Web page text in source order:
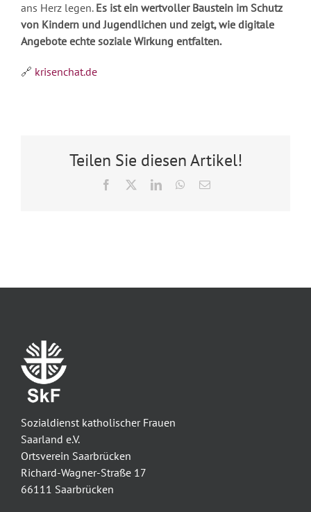
ans Herz legen. Es ist ein wertvoller Baustein im Schutz
von Kindern und Jugendlichen und zeigt, wie digitale
Angebote echte soziale Wirkung entfalten.
🔗 krisenchat.de
Teilen Sie diesen Artikel!
Facebook LinkedInWhatsApp
E-
Sozialdienst katholischer Frauen
Saarland e.V.
Ortsverein Saarbrücken
Richard-Wagner-Straße 17
66111 Saarbrücken